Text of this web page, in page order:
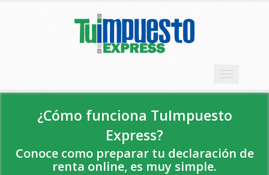
navigation
¿Cómo funciona TuImpuesto
Express?
Conoce como preparar tu declaración de
renta online, es muy simple.